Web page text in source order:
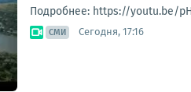
Подробнее: https://youtu.be/
СМИ Сегодня, 17:16